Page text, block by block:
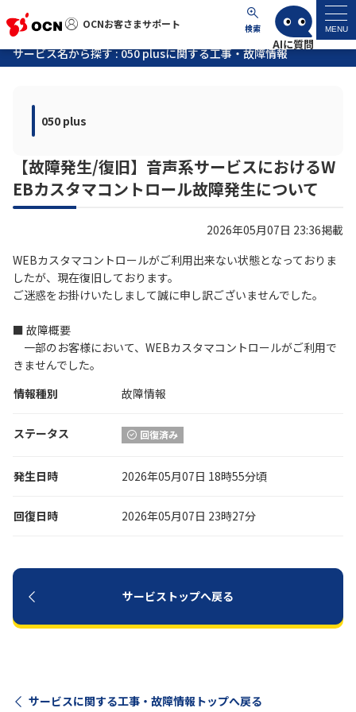
OCNお客さまサポート 検索 MENU
OCNお客さまサポート
マイページ
サポートトップ
サービス名から探す
よくあるご質問
工事・故障情報
各種ダウンロード
お問い合わせ
履歴・お気に入り
お知らせ
NTTドコモビジネスのお客さ
工事・故障情報通知
サービス名から探す : 050 plusに関する工事・故障情報
050 plus
【故障発生/復旧】音声系サービスにおけるW
EBカスタマコントロール故障発生について
2026年05月07日 23:36掲載
WEBカスタマコントロールがご利用出来ない状態となっておりま
したが、現在復旧しております。
ご迷惑をお掛けいたしまして誠に申し訳ございませんでした。
■ 故障概要
一部のお客様において、WEBカスタマコントロールがご利用で
きませんでした。
情報種別
故障情報
ステータス 回復済み
発生日時 2026年05月07日 18時55分頃
回復日時 2026年05月07日 23時27分
サービストップへ戻る
サービスに関する工事・故障情報トップへ戻る